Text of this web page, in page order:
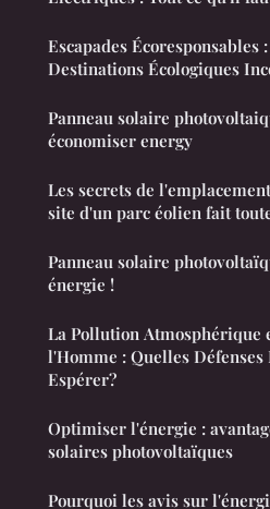
Escapades Écoresponsables
Destinations Écologiques
Panneau solaire
économiser energy
Les secrets de
site d'un parc éolien fait
Panneau solaire
énergie !
La Pollution Atmosphérique
l'Homme : Quelles Défenses
Espérer?
Optimiser l'énergie :
solaires photovoltaïques
Pourquoi les avis sur